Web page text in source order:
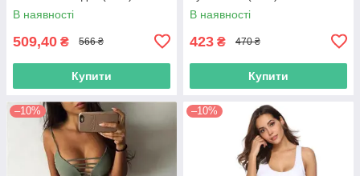
В наявності
509,40 ₴ 566 ₴
Купити
В наявності
423 ₴ 470 ₴
Купити
–10% –10%